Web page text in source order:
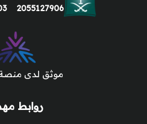
روابط
2055127906
موثق لدى منصة